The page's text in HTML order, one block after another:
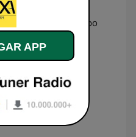
estándares de la
y al mismo tiempo
y
como medio
FM:
APP